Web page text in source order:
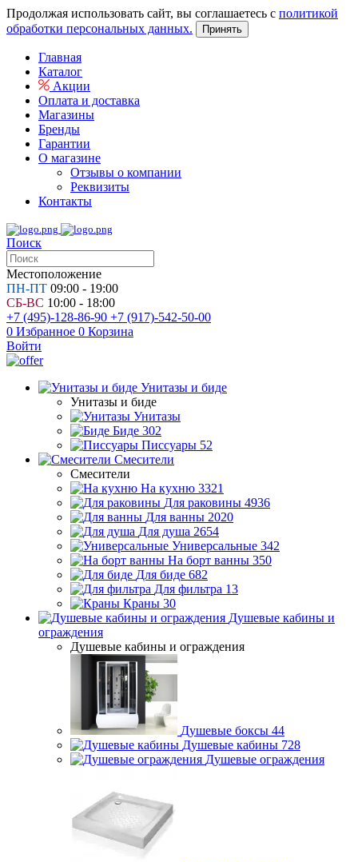
Продолжая использовать сайт, вы соглашаетесь с политикой
обработки персональных данных.
Принять
Главная
Каталог
Акции
Оплата и доставка
Магазины
Бренды
Гарантии
О магазине
Отзывы о компании
Реквизиты
Контакты
Поиск
Местоположение
ПН-ПТ 09:00 - 19:00
СБ-ВС 10:00 - 18:00
+7 (495)-128-86-90 +7 (917)-542-50-00
0 Избранное 0 Корзина
Войти
Унитазы и биде
Унитазы и биде
Унитазы
Биде 302
Писсуары 52
Смесители
Смесители
На кухню 3321
Для раковины 4936
Для ванны 2020
Для душа 2654
Универсальные 342
На борт ванны 350
Для биде 682
Для фильтра 13
Краны 30
Душевые кабины и
ограждения
Душевые кабины и ограждения
Душевые боксы 44
Душевые кабины 728
Душевые ограждения